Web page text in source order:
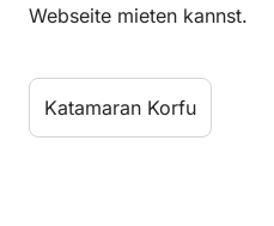
Webseite mieten kannst.
Katamaran Korfu